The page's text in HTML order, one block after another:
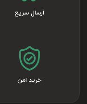
ارسال سریع
خرید امن